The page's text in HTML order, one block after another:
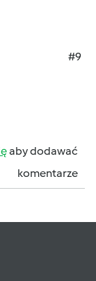
#9
aby dodawać
komentarze